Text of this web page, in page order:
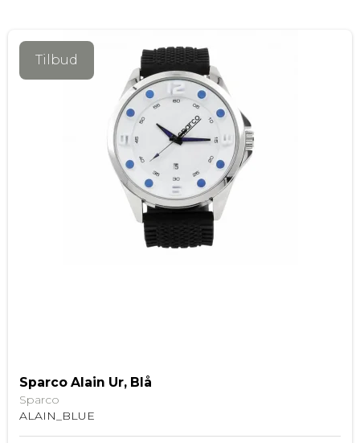
Tilbud
Sparco Alain Ur, Blå
Sparco
ALAIN_BLUE